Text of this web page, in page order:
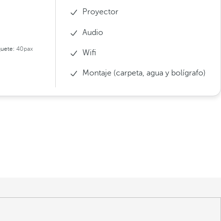
40pax
Proyector
Audio
Wifi
Montaje (carpeta, agua y bolígrafo)